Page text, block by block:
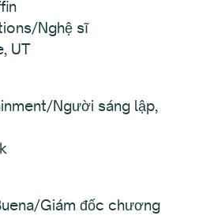
Nghệ sĩ
UT
Người sáng lập,
Giám đốc chương